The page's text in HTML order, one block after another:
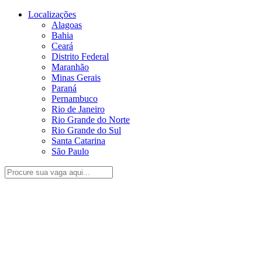
Localizações
Alagoas
Bahia
Ceará
Distrito Federal
Maranhão
Minas Gerais
Paraná
Pernambuco
Rio de Janeiro
Rio Grande do Norte
Rio Grande do Sul
Santa Catarina
São Paulo